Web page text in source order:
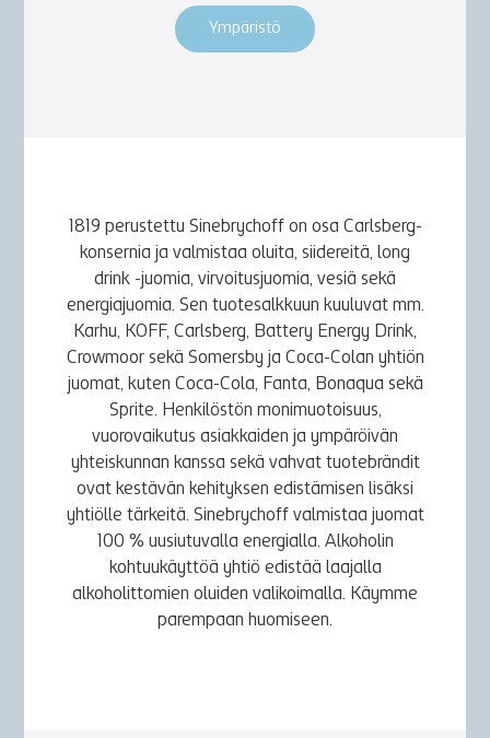
Ympäristö
1819 perustettu Sinebrychoff on osa Carlsberg-
konsernia ja valmistaa oluita, siidereitä, long
drink -juomia, virvoitusjuomia, vesiä sekä
energiajuomia. Sen tuotesalkkuun kuuluvat mm.
Karhu, KOFF, Carlsberg, Battery Energy Drink,
Crowmoor sekä Somersby ja Coca-Colan yhtiön
juomat, kuten Coca-Cola, Fanta, Bonaqua sekä
Sprite. Henkilöstön monimuotoisuus,
vuorovaikutus asiakkaiden ja ympäröivän
yhteiskunnan kanssa sekä vahvat tuotebrändit
ovat kestävän kehityksen edistämisen lisäksi
yhtiölle tärkeitä. Sinebrychoff valmistaa juomat
100 % uusiutuvalla energialla. Alkoholin
kohtuukäyttöä yhtiö edistää laajalla
alkoholittomien oluiden valikoimalla. Käymme
parempaan huomiseen.